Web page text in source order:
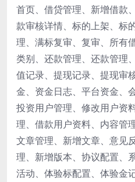
首页、借贷管理、新增借款
款审核详情、标的上架、标
理、满标复审、复审、所有
类别、还款管理、还款管理
值记录、提现记录、提现审
金、资金日志、平台资金、
投资用户管理、修改用户资
理、借款用户资料、内容管
文章管理、新增文章、意见
理、新增版本、协议配置、
活动、体验标配置、体验金